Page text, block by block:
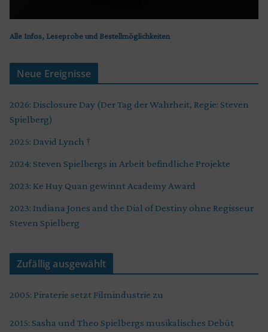
Alle Infos, Leseprobe und Bestellmöglichkeiten
Neue Ereignisse
2026: Disclosure Day (Der Tag der Wahrheit, Regie: Steven
Spielberg)
2025: David Lynch †
2024: Steven Spielbergs in Arbeit befindliche Projekte
2023: Ke Huy Quan gewinnt Academy Award
2023: Indiana Jones and the Dial of Destiny ohne Regisseur
Steven Spielberg
Zufällig ausgewählt
2005: Piraterie setzt Filmindustrie zu
2015: Sasha und Theo Spielbergs musikalisches Debüt